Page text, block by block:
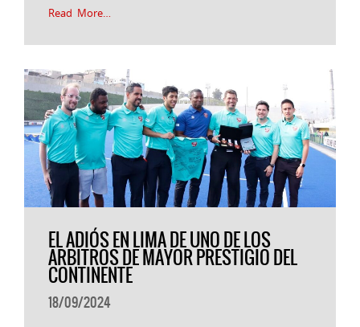
Read More…
EL ADIÓS EN LIMA DE UNO DE LOS
ARBITROS DE MAYOR PRESTIGIO DEL
CONTINENTE
18/09/2024